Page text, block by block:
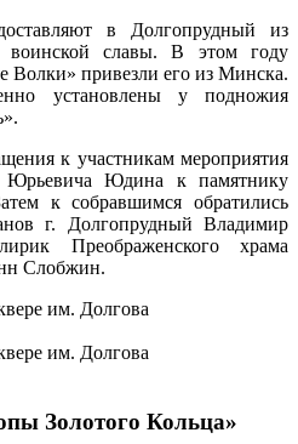
в Долгопрудный из
воинской славы. В этом году
Волки» привезли его из Минска.
установлены у подножия
к участникам мероприятия
Юрьевича Юдина к памятнику
к собравшимся обратились
г. Долгопрудный Владимир
Преображенского храма
Слобжин.
Золотого Кольца»